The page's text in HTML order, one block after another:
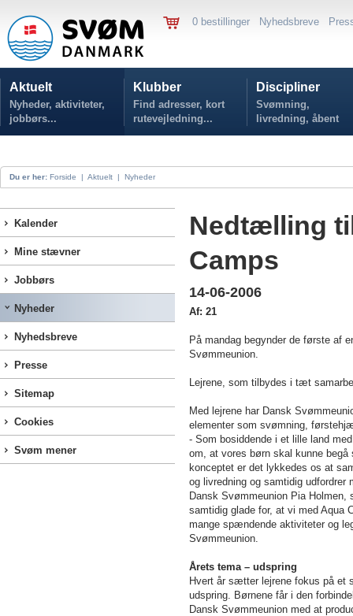
0 bestillinger Nyhedsbreve
Aktuelt
Nyheder, aktiviteter,
jobbørs...
Klubber
Find adresser, kort
rutevejledning...
Discipliner
Svømning,
livredning, åbent
vand...
Du er her: Forside | Aktuelt | Nyheder
Kalender
Mine stævner
Jobbørs
Nyheder
Nyhedsbreve
Presse
Sitemap
Cookies
Svøm mener
Nedtælling
Camps
14-06-2006
Af: 21
På mandag begynder de første af
Svømmeunion.
Lejrene, som tilbydes i tæt
Med lejrene har Dansk
elementer som svømning,
- Som bosiddende i et lille land
om, at vores børn skal kunne
konceptet er det lykkedes os at
og livredning og samtidig
Dansk Svømmeunion Pia Holmen,
samtidig glade for, at vi med Aqua
mange spændende aktiviteter og
Svømmeunion.
Årets tema – udspring
Hvert år sætter lejrene fokus på et
udspring. Børnene får i den
Dansk Svømmeunion med at